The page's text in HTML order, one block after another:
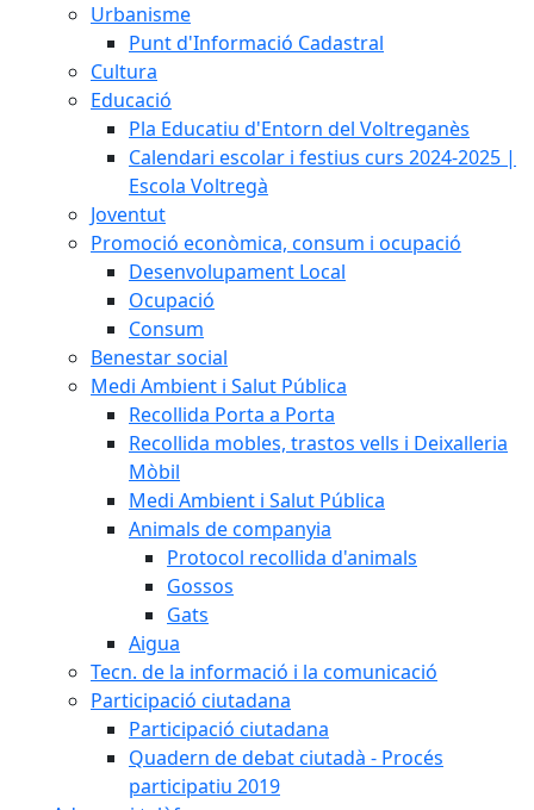
Urbanisme
Punt d'Informació Cadastral
Cultura
Educació
Pla Educatiu d'Entorn del Voltreganès
Calendari escolar i festius curs 2024-2025 |
Escola Voltregà
Joventut
Promoció econòmica, consum i ocupació
Desenvolupament Local
Ocupació
Consum
Benestar social
Medi Ambient i Salut Pública
Recollida Porta a Porta
Recollida mobles, trastos vells i Deixalleria
Mòbil
Medi Ambient i Salut Pública
Animals de companyia
Protocol recollida d'animals
Gossos
Gats
Aigua
Tecn. de la informació i la comunicació
Participació ciutadana
Participació ciutadana
Quadern de debat ciutadà - Procés
participatiu 2019